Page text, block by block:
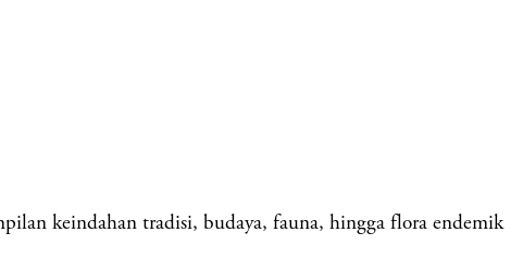
keindahan tradisi, budaya, fauna, hingga flora endemik